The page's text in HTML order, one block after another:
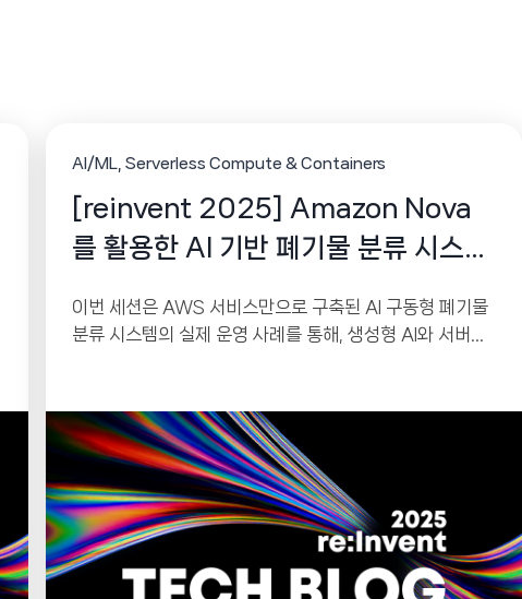
AI/ML Serverless Compute & Containers
[reinvent 2025] Amazon Nova
를 활용한 AI 기반 폐기물 분류 시스템
이번 세션은 AWS 서비스만으로 구축된 AI 구동형 폐기물
분류 시스템의 실제 운영 사례를 통해, 생성형 AI와 서버리
IoT Greengrass, Amazon Bedrock Nova, Step
Functions, DynamoDB 등 AWS의 핵심 AI·서버리스
서비스를 결합한 아키텍처는 높은 정확도(95%)와 의미 있
는 재활용 효율 개선(52%)을 달성했습니다. 이 사례는 AI
기반 자동화가 실제 업무 환경에서 혁신을 촉진하는 방식을
잘 보여줍니다.